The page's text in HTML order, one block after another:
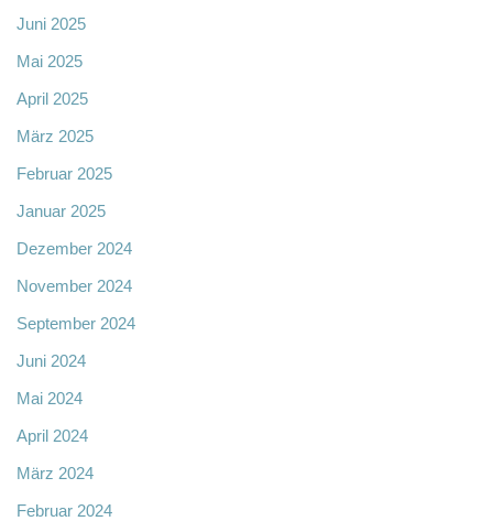
Juni 2025
Mai 2025
April 2025
März 2025
Februar 2025
Januar 2025
Dezember 2024
November 2024
September 2024
Juni 2024
Mai 2024
April 2024
März 2024
Februar 2024